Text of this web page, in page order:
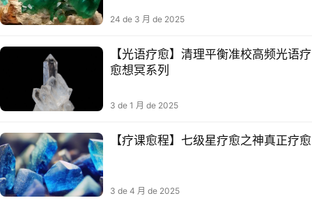
24 de 3 月 de 2025
【光语疗愈】清理平衡准校‬高频光语疗
愈想冥‬系列
3 de 1 月 de 2025
【疗课愈‬程】七级星‬疗愈之神​真正疗愈
3 de 4 月 de 2025